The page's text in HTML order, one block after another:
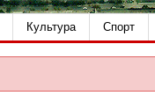
Культура Спорт